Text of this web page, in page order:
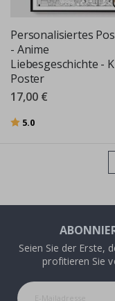
Personalisiertes
- Anime
Liebesgeschichte -
Poster
17,00 €
Bewertung:
5.0
Seien Sie der Erste,
profitieren Sie